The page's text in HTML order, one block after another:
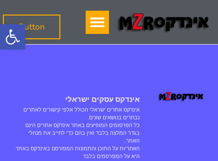
Button
אינדקס עסקים ישראלי
אינדקס אתרים ישראלי הכולל אלפי קישורים לאתרים
נבחרים בנושאים שונים.
כל הפרסומים המופיעים באתר אינדקס אתרים הינם
בגדר המלצה בלבד ואין בהם כדי לחייב את מנהלי
האתר.
האחריות על התוכן והתמונות המפורסם באינדקס באתר
היא על המפרסמים בלבד